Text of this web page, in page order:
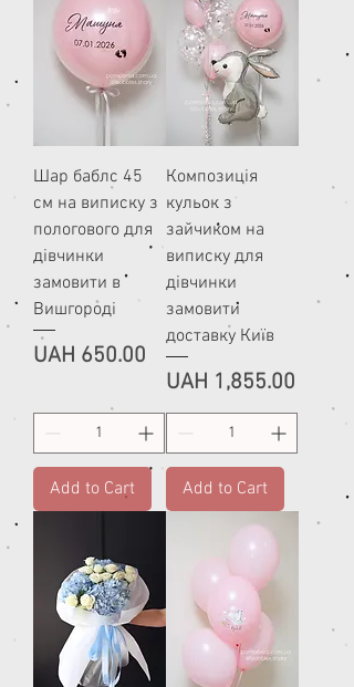
Шар баблс 45
см на виписку з
пологового для
дівчинки
замовити в
Вишгороді
Price
UAH 650.00
Add to Cart
Композиція
кульок з
зайчиком на
виписку для
дівчинки
замовити
доставку Київ
Price
UAH 1,855.00
Add to Cart